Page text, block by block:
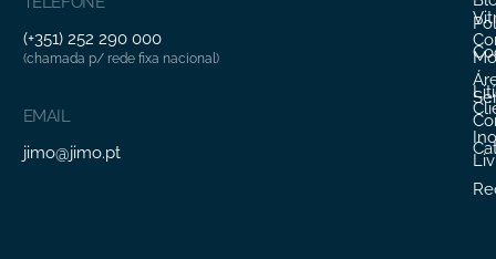
(+351) 252 290 000
(chamada p/ rede fixa nacional)
EMAIL
jimo@jimo.pt